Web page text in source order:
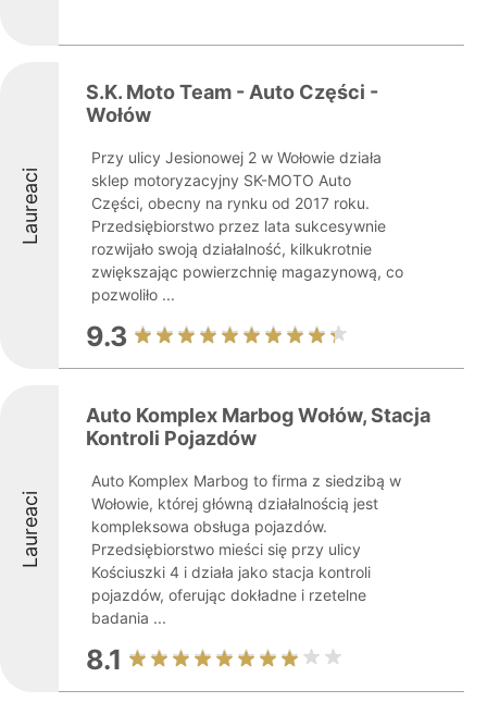
Laureaci
S.K. Moto Team - Auto Części -
Wołów
Przy ulicy Jesionowej 2 w Wołowie działa
sklep motoryzacyjny SK-MOTO Auto
Części, obecny na rynku od 2017 roku.
Przedsiębiorstwo przez lata sukcesywnie
rozwijało swoją działalność, kilkukrotnie
zwiększając powierzchnię magazynową, co
pozwoliło ...
9.3
Laureaci
Auto Komplex Marbog Wołów, Stacja
Kontroli Pojazdów
Auto Komplex Marbog to firma z siedzibą w
Wołowie, której główną działalnością jest
kompleksowa obsługa pojazdów.
Przedsiębiorstwo mieści się przy ulicy
Kościuszki 4 i działa jako stacja kontroli
pojazdów, oferując dokładne i rzetelne
badania ...
8.1